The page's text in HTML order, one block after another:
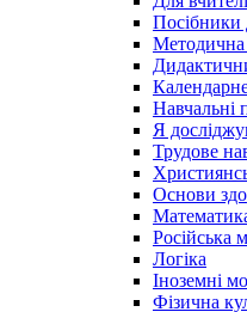
Посібники
Методична
Навчальні
Я
Трудове
Основи
Російська
Логіка
Іноземні
Фізична